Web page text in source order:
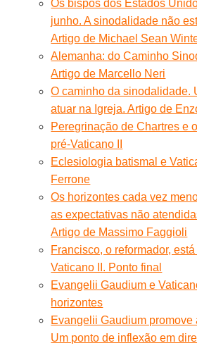
Os bispos dos Estados
junho. A sinodalidade não
Artigo de Michael Sean
Alemanha: do Caminho
Artigo de Marcello Neri
O caminho da sinodalidade.
atuar na Igreja. Artigo de
Peregrinação de Chartres e
pré-Vaticano II
Eclesiologia batismal e
Ferrone
Os horizontes cada vez
as expectativas não
Artigo de Massimo Faggioli
Francisco, o reformador,
Vaticano II. Ponto final
Evangelii Gaudium e
horizontes
Evangelii Gaudium promove
Um ponto de inflexão em